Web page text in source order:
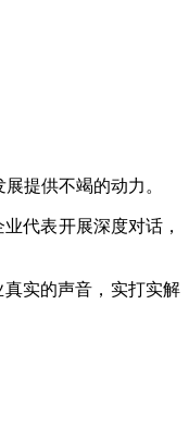
提供不竭的动力。
代表开展深度对话，
实的声音，实打实解